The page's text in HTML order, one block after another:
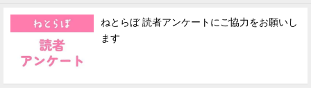
ねとらぼ 読者アンケートにご協力をお願いし
ます